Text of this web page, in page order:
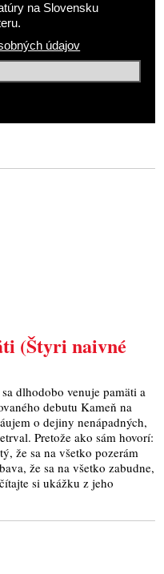
na Slovensku
údajov
(Štyri naivné
dlhodobo venuje pamäti a
debutu Kameň na
o dejiny nenápadných,
Pretože ako sám hovorí:
že sa na všetko pozerám
že sa na všetko zabudne,
si ukážku z jeho